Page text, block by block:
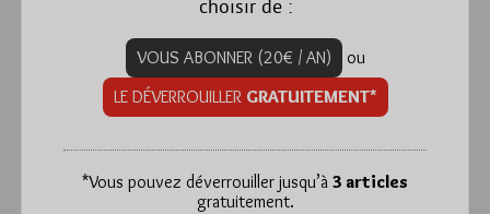
choisir de :
VOUS ABONNER (20€ / AN)
ou
LE DÉVERROUILLER GRATUITEMENT*
*Vous pouvez déverrouiller jusqu’à 3 articles
gratuitement.